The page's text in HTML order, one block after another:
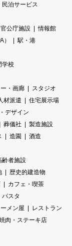
民泊サービス
官公庁施設
情報館
駅・港
学校
・画廊
スタジオ
材派遣
住宅展示場
デザイン
葬儀社
製造施設
造園
酒造
齢者施設
歴史的建造物
カフェ・喫茶
パスタ
メン屋
レストラン
肉・ステーキ店